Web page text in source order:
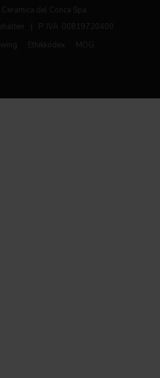
del Conca Spa
P. IVA 00819720400
Ethikkodex MOG